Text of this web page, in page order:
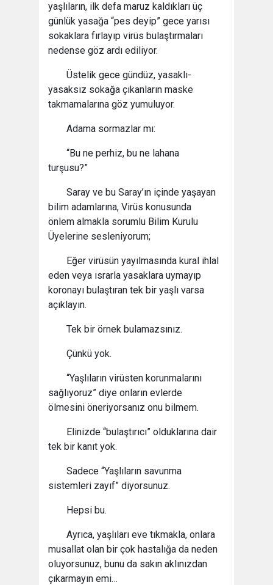
yaşlıların, ilk defa maruz kaldıkları üç
günlük yasağa “pes deyip” gece yarısı
sokaklara fırlayıp virüs bulaştırmaları
nedense göz ardı ediliyor.
Üstelik gece gündüz, yasaklı-
yasaksız sokağa çıkanların maske
takmamalarına göz yumuluyor.
Adama sormazlar mı:
“Bu ne perhiz, bu ne lahana
turşusu?”
Saray ve bu Saray’ın içinde yaşayan
bilim adamlarına, Virüs konusunda
önlem almakla sorumlu Bilim Kurulu
Üyelerine sesleniyorum;
Eğer virüsün yayılmasında kural ihlal
eden veya ısrarla yasaklara uymayıp
koronayı bulaştıran tek bir yaşlı varsa
açıklayın.
Tek bir örnek bulamazsınız.
Çünkü yok.
“Yaşlıların virüsten korunmalarını
sağlıyoruz” diye onların evlerde
ölmesini öneriyorsanız onu bilmem.
Elinizde “bulaştırıcı” olduklarına dair
tek bir kanıt yok.
Sadece “Yaşlıların savunma
sistemleri zayıf” diyorsunuz.
Hepsi bu.
Ayrıca, yaşlıları eve tıkmakla, onlara
musallat olan bir çok hastalığa da neden
oluyorsunuz, bunu da sakın aklınızdan
çıkarmayın emi…